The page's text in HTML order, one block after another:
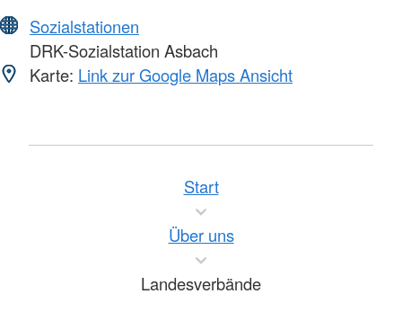
Sozialstationen
DRK-Sozialstation Asbach
Karte: Link zur Google Maps Ansicht
Start
Über uns
Landesverbände